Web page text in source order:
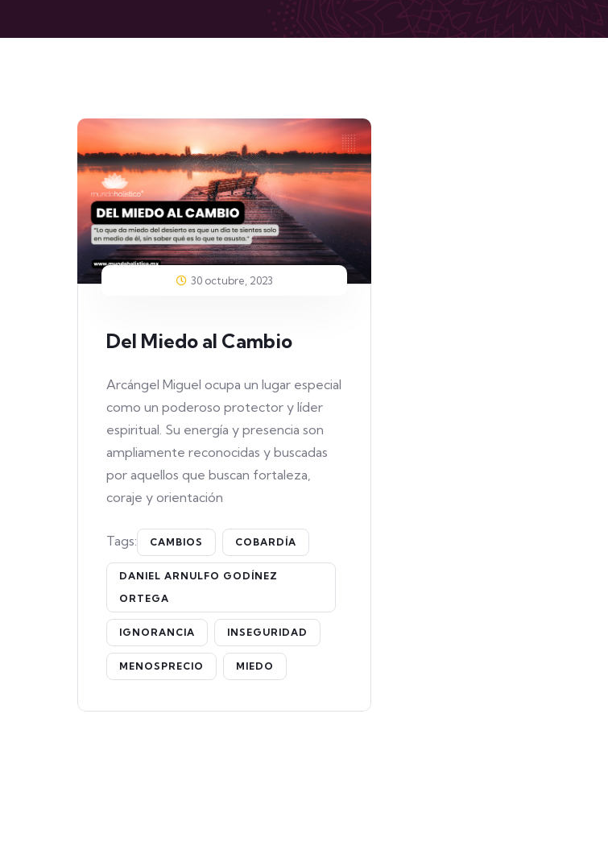
30 octubre, 2023
Del Miedo al Cambio
Arcángel Miguel ocupa un lugar especial
como un poderoso protector y líder
espiritual. Su energía y presencia son
ampliamente reconocidas y buscadas
por aquellos que buscan fortaleza,
coraje y orientación
Tags: CAMBIOS COBARDÍA
DANIEL ARNULFO GODÍNEZ
ORTEGA
IGNORANCIA INSEGURIDAD
MENOSPRECIO MIEDO